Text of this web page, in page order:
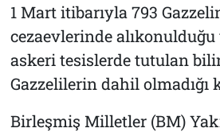
1 Mart itibarıyla 793
cezaevlerinde alıkonulduğu
askeri tesislerde tutulan
Gazzelilerin dahil
Birleşmiş Milletler (BM)